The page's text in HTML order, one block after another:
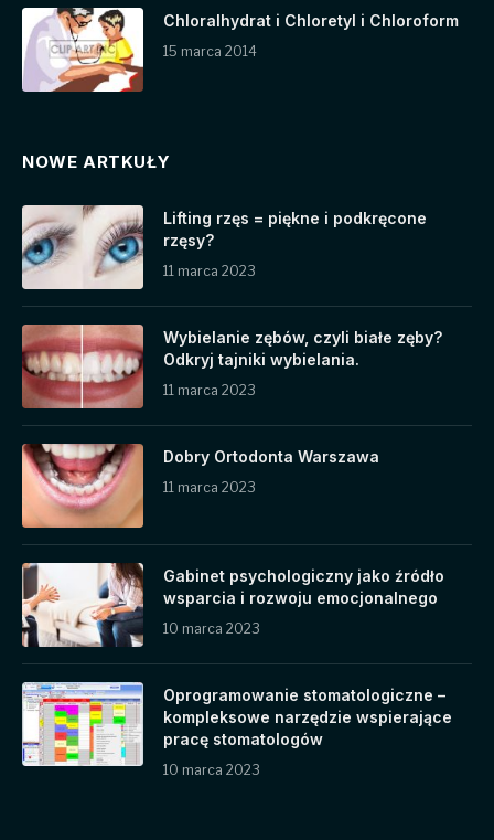
Chloralhydrat i Chloretyl i Chloroform
15 marca 2014
NOWE ARTKUŁY
Lifting rzęs = piękne i podkręcone
rzęsy?
11 marca 2023
Wybielanie zębów, czyli białe zęby?
Odkryj tajniki wybielania.
11 marca 2023
Dobry Ortodonta Warszawa
11 marca 2023
Gabinet psychologiczny jako źródło
wsparcia i rozwoju emocjonalnego
10 marca 2023
Oprogramowanie stomatologiczne –
kompleksowe narzędzie wspierające
pracę stomatologów
10 marca 2023